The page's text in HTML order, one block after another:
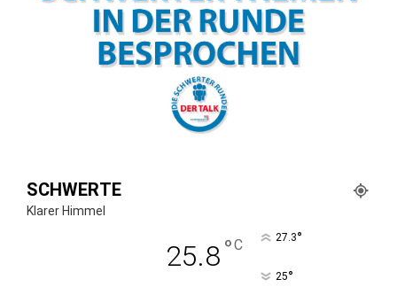
SCHWERTE
Klarer Himmel
25.8°C 27.3°
25°